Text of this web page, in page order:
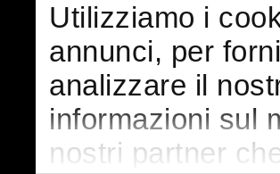
Utilizziamo i
annunci, per
analizzare il
informazioni sul
nostri partner